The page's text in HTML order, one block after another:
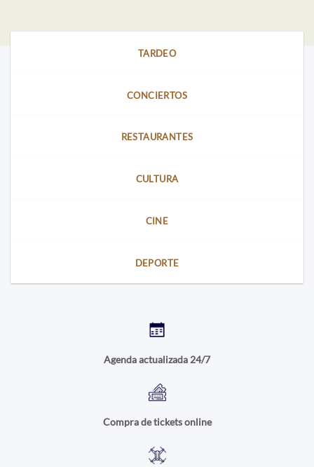
TARDEO
CONCIERTOS
RESTAURANTES
CULTURA
CINE
DEPORTE
Agenda actualizada 24/7
Compra de tickets online